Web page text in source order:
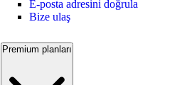
E-posta adresini doğrula
Bize ulaş
Premium planları